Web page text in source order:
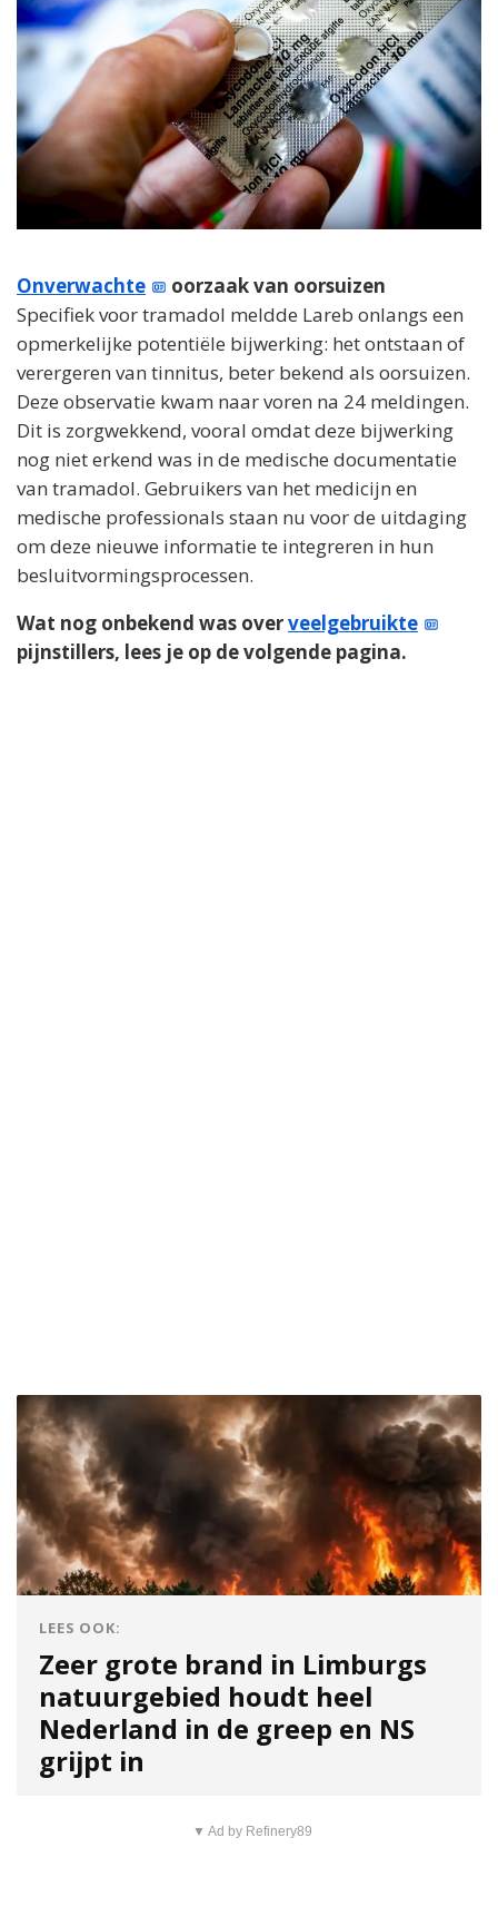
Onverwachte
oorzaak van oorsuizen
Specifiek voor tramadol meldde Lareb onlangs een
opmerkelijke potentiële bijwerking: het ontstaan of
verergeren van tinnitus, beter bekend als oorsuizen.
Deze observatie kwam naar voren na 24 meldingen.
Dit is zorgwekkend, vooral omdat deze bijwerking
nog niet erkend was in de medische documentatie
van tramadol. Gebruikers van het medicijn en
medische professionals staan nu voor de uitdaging
om deze nieuwe informatie te integreren in hun
besluitvormingsprocessen.
Wat nog onbekend was overveelgebruikte
pijnstillers, lees je op de volgende pagina.
LEES OOK:
Zeer grote brand in Limburgs
natuurgebied houdt heel
Nederland in de greep en NS
grijpt in
▼ Ad by Refinery89